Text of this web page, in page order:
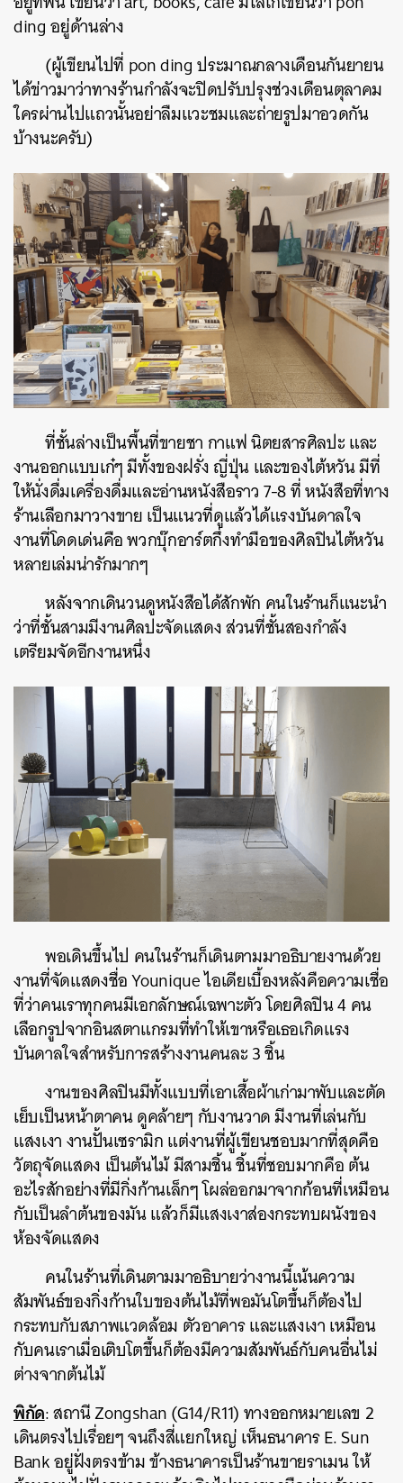
ding อยู่ด้านล่าง
(ผู้เขียนไปที่ pon ding ประมาณกลางเดือนกันยายน
ได้ข่าวมาว่าทางร้านกำลังจะปิดปรับปรุงช่วงเดือนตุลาคม
ใครผ่านไปแถวนั้นอย่าลืมแวะชมและถ่ายรูปมาอวดกัน
บ้างนะครับ)
ที่ชั้นล่างเป็นพื้นที่ขายชา กาแฟ นิตยสารศิลปะ และ
งานออกแบบเก๋ๆ มีทั้งของฝรั่ง ญี่ปุ่น และของไต้หวัน มีที่
ให้นั่งดื่มเครื่องดื่มและอ่านหนังสือราว 7-8 ที่ หนังสือที่ทาง
ร้านเลือกมาวางขาย เป็นแนวที่ดูแล้วได้แรงบันดาลใจ
งานที่โดดเด่นคือ พวกบุ๊กอาร์ตกึ่งทำมือของศิลปินไต้หวัน
หลายเล่มน่ารักมากๆ
หลังจากเดินวนดูหนังสือได้สักพัก คนในร้านก็แนะนำ
ว่าที่ชั้นสามมีงานศิลปะจัดแสดง ส่วนที่ชั้นสองกำลัง
เตรียมจัดอีกงานหนึ่ง
พอเดินขึ้นไป คนในร้านก็เดินตามมาอธิบายงานด้วย
งานที่จัดแสดงชื่อ Younique ไอเดียเบื้องหลังคือความเชื่อ
ที่ว่าคนเราทุกคนมีเอกลักษณ์เฉพาะตัว โดยศิลปิน 4 คน
เลือกรูปจากอินสตาแกรมที่ทำให้เขาหรือเธอเกิดแรง
บันดาลใจสำหรับการสร้างงานคนละ 3 ชิ้น
งานของศิลปินมีทั้งแบบที่เอาเสื้อผ้าเก่ามาพับและตัด
เย็บเป็นหน้าตาคน ดูคล้ายๆ กับงานวาด มีงานที่เล่นกับ
แสงเงา งานปั้นเซรามิก แต่งานที่ผู้เขียนชอบมากที่สุดคือ
วัตถุจัดแสดง เป็นต้นไม้ มีสามชิ้น ชิ้นที่ชอบมากคือ ต้น
อะไรสักอย่างที่มีกิ่งก้านเล็กๆ โผล่ออกมาจากก้อนที่เหมือน
กับเป็นลำต้นของมัน แล้วก็มีแสงเงาส่องกระทบผนังของ
ห้องจัดแสดง
คนในร้านที่เดินตามมาอธิบายว่างานนี้เน้นความ
สัมพันธ์ของกิ่งก้านใบของต้นไม้ที่พอมันโตขึ้นก็ต้องไป
กระทบกับสภาพแวดล้อม ตัวอาคาร และแสงเงา เหมือน
กับคนเราเมื่อเติบโตขึ้นก็ต้องมีความสัมพันธ์กับคนอื่นไม่
ต่างจากต้นไม้
พิกัด: สถานี Zongshan (G14/R11) ทางออกหมายเลข 2
เดินตรงไปเรื่อยๆ จนถึงสี่แยกใหญ่ เห็นธนาคาร E. Sun
Bank อยู่ฝั่งตรงข้าม ข้างธนาคารเป็นร้านขายราเมน ให้
ค้นหา